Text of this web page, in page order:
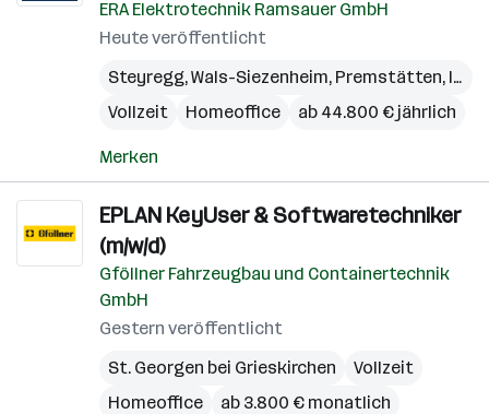
ERA Elektrotechnik Ramsauer GmbH
Heute veröffentlicht
Steyregg,Wals-Siezenheim, Premstätten, Innsbruck
Vollzeit
Homeoffice ab 44.800 € jährlich
Merken
EPLAN KeyUser & Softwaretechniker
(m/w/d)
Gföllner Fahrzeugbau und Containertechnik
GmbH
Gestern veröffentlicht
St. Georgen bei Grieskirchen
Vollzeit
Homeoffice
ab 3.800 € monatlich